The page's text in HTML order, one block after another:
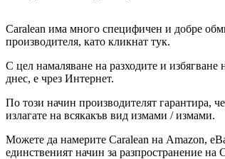
Caralean има много специфичен и добре
производителя, като кликнат тук.
С цел намаляване на разходите и избягване
днес, е чрез Интернет.
По този начин производителят гарантира,
излагате на всякакъв вид измами / измами.
Можете да намерите Caralean на Amazon,
единственият начин за разпространение